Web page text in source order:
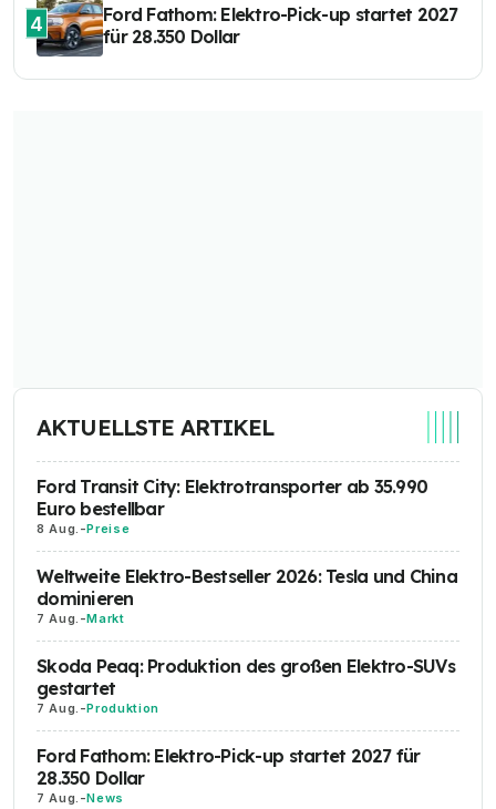
4
Ford Fathom: Elektro-Pick-up startet 2027
für 28.350 Dollar
AKTUELLSTE ARTIKEL
Ford Transit City: Elektrotransporter ab 35.990
Euro bestellbar
8 Aug. -Preise
Weltweite Elektro-Bestseller 2026: Tesla und China
dominieren
7 Aug. -Markt
Skoda Peaq: Produktion des großen Elektro-SUVs
gestartet
7 Aug. -Produktion
Ford Fathom: Elektro-Pick-up startet 2027 für
28.350 Dollar
7 Aug. -News